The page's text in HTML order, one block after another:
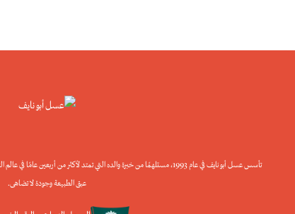
تأسس عسل أبو نايف في عام 1993، مستلهمًا من خبرة والده التي تمتد لأكثر من
عبق الطبيعة وجودة لا تضاهى.